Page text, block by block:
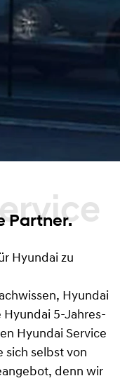
Partner.
Hyundai zu
Hyundai
5-Jahres-
Hyundai Service
sich selbst von
denn wir